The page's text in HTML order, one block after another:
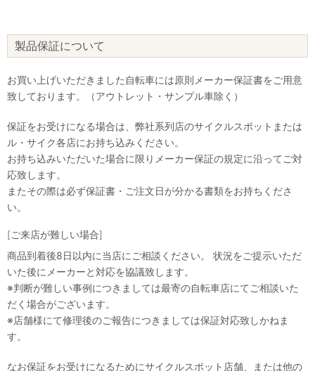
製品保証について
お買い上げいただきました自転車には原則メーカー保証書をご用意
致しております。（アウトレット・サンプル車除く）
保証をお受けになる場合は、弊社系列店のサイクルスポットまたは
ル・サイク各店にお持ち込みください。
お持ち込みいただいた場合に限りメーカー保証の規定に沿ってご対
応致します。
またその際は必ず保証書・ご注文日が分かる書類をお持ちくださ
い。
[ご来店が難しい場合]
商品到着後8日以内に当店にご相談ください。 状況をご提示いただ
いた後にメーカーと対応を協議致します。
※判断が難しい事例につきましては最寄の自転車店にてご相談いた
だく場合がございます。
※店舗様にて修理後のご報告につきましては保証対応致しかねま
す。
なお保証をお受けになるためにサイクルスポット店舗、または他の